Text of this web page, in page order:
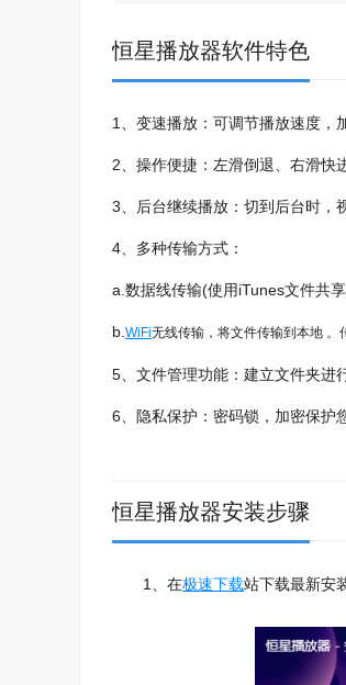
恒星播放器软件特色
1、变速播放：可调节播放速度，
2、操作便捷：左滑倒退、右滑快
3、后台继续播放：切到后台时，
4、多种传输方式：
a.数据线传输(使用iTunes文件共
b. WiFi无线传输，将文件传输到本地 。
5、文件管理功能：建立文件夹进
6、隐私保护：密码锁，加密保护
恒星播放器安装步骤
1、在极速下载站下载最新安